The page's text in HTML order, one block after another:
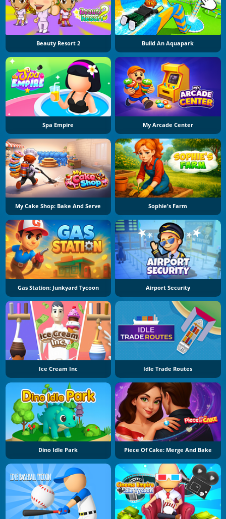
Beauty Resort 2 Build An Aquapark
Spa Empire My Arcade Center
My Cake Shop: Bake And Serve Sophie's Farm
Gas Station: Junkyard Tycoon Airport Security
Ice Cream Inc Idle Trade Routes
Dino Idle Park Piece Of Cake: Merge And Bake